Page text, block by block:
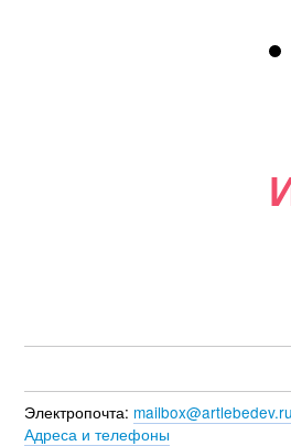
Электропочта: mailbox@artlebedev.ru
Адреса и телефоны